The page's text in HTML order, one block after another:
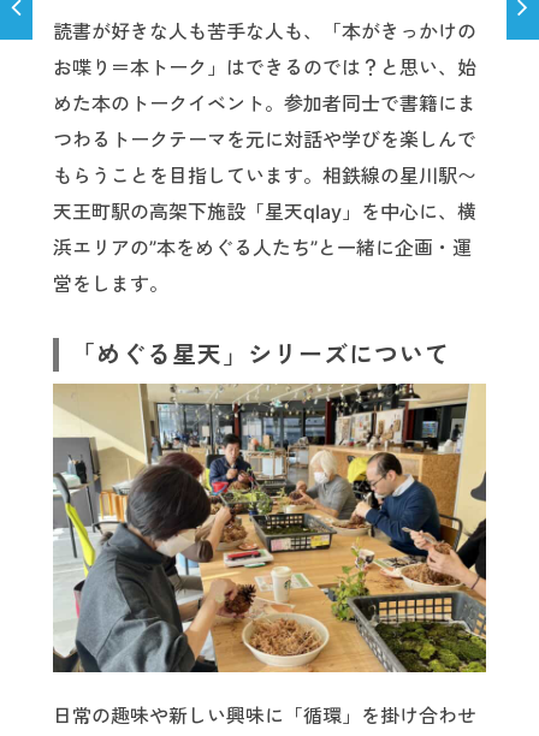
読書が好きな人も苦手な人も、「本がきっかけの
お喋り＝本トーク」はできるのでは？と思い、始
めた本のトークイベント。参加者同士で書籍にま
つわるトークテーマを元に対話や学びを楽しんで
もらうことを目指しています。相鉄線の星川駅〜
天王町駅の高架下施設「星天qlay」を中心に、横
浜エリアの”本をめぐる人たち”と一緒に企画・運
営をします。
「めぐる星天」シリーズについて
日常の趣味や新しい興味に「循環」を掛け合わせ